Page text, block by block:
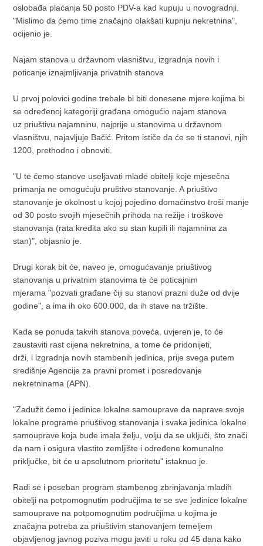
oslobađa plaćanja 50 posto PDV-a kad kupuju u novogradnji.
"Mislimo da ćemo time značajno olakšati kupnju nekretnina",
ocijenio je.
Najam stanova u državnom vlasništvu, izgradnja novih i
poticanje iznajmljivanja privatnih stanova
U prvoj polovici godine trebale bi biti donesene mjere kojima bi
se određenoj kategoriji građana omogućio najam stanova
uz priuštivu najamninu, najprije u stanovima u državnom
vlasništvu, najavljuje Bačić. Pritom ističe da će se ti stanovi, njih
1200, prethodno i obnoviti.
"U te ćemo stanove useljavati mlade obitelji koje mjesečna
primanja ne omogućuju pruštivo stanovanje. A priuštivo
stanovanje je okolnost u kojoj pojedino domaćinstvo troši manje
od 30 posto svojih mjesečnih prihoda na režije i troškove
stanovanja (rata kredita ako su stan kupili ili najamnina za
stan)", objasnio je.
Drugi korak bit će, naveo je, omogućavanje priuštivog
stanovanja u privatnim stanovima te će poticajnim
mjerama "pozvati građane čiji su stanovi prazni duže od dvije
godine", a ima ih oko 600.000, da ih stave na tržište.
Kada se ponuda takvih stanova poveća, uvjeren je, to će
zaustaviti rast cijena nekretnina, a tome će pridonijeti,
drži, i izgradnja novih stambenih jedinica, prije svega putem
središnje Agencije za pravni promet i posredovanje
nekretninama (APN).
"Zadužit ćemo i jedinice lokalne samouprave da naprave svoje
lokalne programe priuštivog stanovanja i svaka jedinica lokalne
samouprave koja bude imala želju, volju da se uključi, što znači
da nam i osigura vlastito zemljište i određene komunalne
priključke, bit će u apsolutnom prioritetu" istaknuo je.
Radi se i poseban program stambenog zbrinjavanja mladih
obitelji na potpomognutim područjima te se sve jedinice lokalne
samouprave na potpomognutim područjima u kojima je
značajna potreba za priuštivim stanovanjem temeljem
objavljenog javnog poziva mogu javiti u roku od 45 dana kako